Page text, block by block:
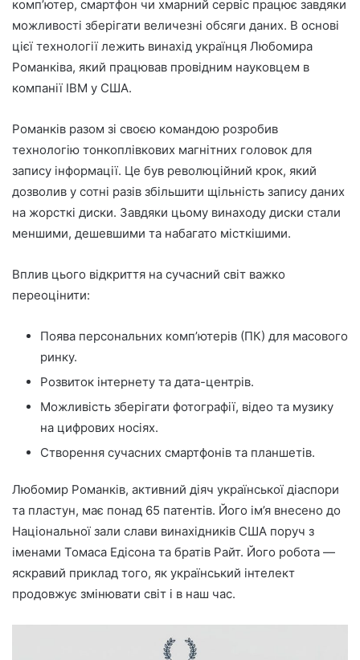
комп’ютер, смартфон чи хмарний сервіс працює завдяки
можливості зберігати величезні обсяги даних. В основі
цієї технології лежить винахід українця Любомира
Романківа, який працював провідним науковцем в
компанії IBM у США.
Романків разом зі своєю командою розробив
технологію тонкоплівкових магнітних головок для
запису інформації. Це був революційний крок, який
дозволив у сотні разів збільшити щільність запису даних
на жорсткі диски. Завдяки цьому винаходу диски стали
меншими, дешевшими та набагато місткішими.
Вплив цього відкриття на сучасний світ важко
переоцінити:
Поява персональних комп’ютерів (ПК) для масового
ринку.
Розвиток інтернету та дата-центрів.
Можливість зберігати фотографії, відео та музику
на цифрових носіях.
Створення сучасних смартфонів та планшетів.
Любомир Романків, активний діяч української діаспори
та пластун, має понад 65 патентів. Його ім’я внесено до
Національної зали слави винахідників США поруч з
іменами Томаса Едісона та братів Райт. Його робота —
яскравий приклад того, як український інтелект
продовжує змінювати світ і в наш час.